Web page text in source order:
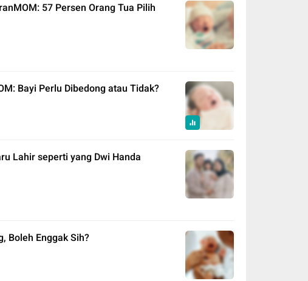
57 Persen Orang Tua Pilih
Bayi Perlu Dibedong atau Tidak?
Lahir seperti yang Dwi Handa
Boleh Enggak Sih?